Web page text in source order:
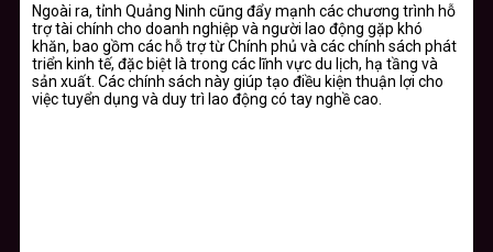
Ngoài ra, tỉnh Quảng Ninh cũng đẩy mạnh các chương trình hỗ
trợ tài chính cho doanh nghiệp và người lao động gặp khó
khăn, bao gồm các hỗ trợ từ Chính phủ và các chính sách phát
triển kinh tế, đặc biệt là trong các lĩnh vực du lịch, hạ tầng và
sản xuất. Các chính sách này giúp tạo điều kiện thuận lợi cho
việc tuyển dụng và duy trì lao động có tay nghề cao.